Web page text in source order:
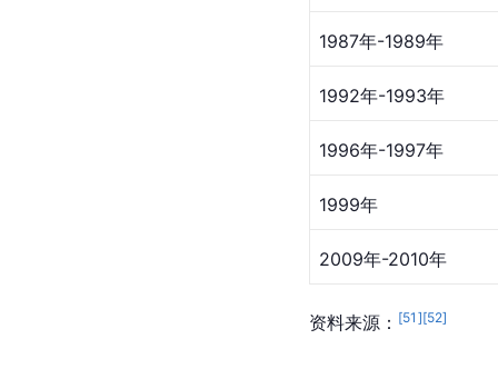
1987年-1989年
1992年-1993年
1996年-1997年
1999年
2009年-2010年
资料来源： [51 ][52]